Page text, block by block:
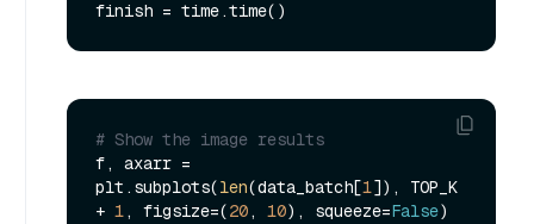
# Show the image results
f, axarr =
plt.subplots(len(data_batch[1]), TOP_K
+ 1, figsize=(20, 10), squeeze=False)